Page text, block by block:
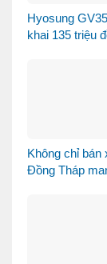
Hyosung
khai 135 triệu
Không chỉ bán
Đồng Tháp